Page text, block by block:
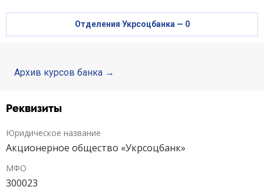
Кредити для бізнеса
Карты
Отделения и банкоматы
Интернет-банкинг
Отделения Укрсоцбанка — 0
Архив курсов банка
Реквизиты
Юридическое название
Акционерное общество «Укрсоцбанк»
МФО
300023